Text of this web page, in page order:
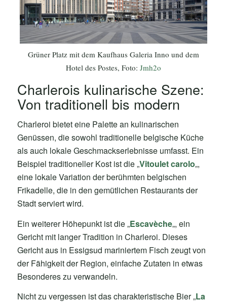
Grüner Platz mit dem Kaufhaus Galeria Inno und dem
Hotel des Postes, Foto: Jmh2o
Charlerois kulinarische Szene:
Von traditionell bis modern
Charleroi bietet eine Palette an kulinarischen
Genüssen, die sowohl traditionelle belgische Küche
als auch lokale Geschmackserlebnisse umfasst. Ein
Beispiel traditioneller Kost ist die „Vitoulet carolo„,
eine lokale Variation der berühmten belgischen
Frikadelle, die in den gemütlichen Restaurants der
Stadt serviert wird.
Ein weiterer Höhepunkt ist die „Escavèche„, ein
Gericht mit langer Tradition in Charleroi. Dieses
Gericht aus in Essigsud mariniertem Fisch zeugt von
der Fähigkeit der Region, einfache Zutaten in etwas
Besonderes zu verwandeln.
Nicht zu vergessen ist das charakteristische Bier „La